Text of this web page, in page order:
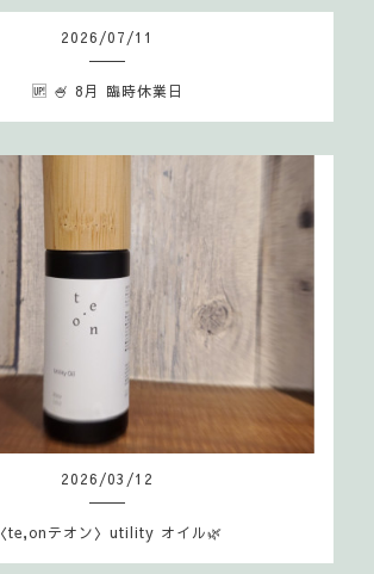
2026/07/11
🆙 🍧 8月 臨時休業日
2026/03 /12
〈te,onテオン〉utility オイル🌿